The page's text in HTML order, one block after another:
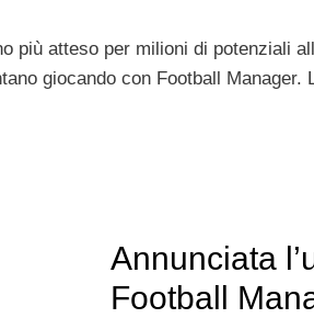
più atteso per milioni di potenziali
giocando con Football Manager.
Annunciata
Football